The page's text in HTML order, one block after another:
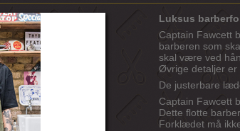
Luksus
Captain Fawcett
barberen som
skal være ved
Øvrige detaljer er
De justerbare
Captain Fawcett
Dette flotte
Forklædet må